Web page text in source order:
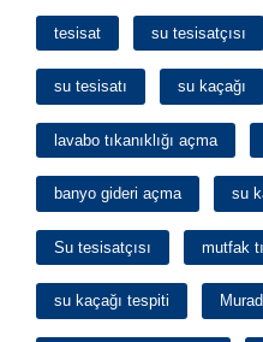
tesisat su tesisatçısı
su tesisatı su kaçağı
lavabo tıkanıklığı açma
banyo gideri açma su
Su tesisatçısı mutfak
su kaçağı tespiti